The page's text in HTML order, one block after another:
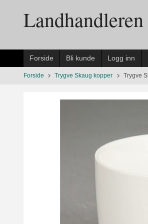
innholdetLandhandleren
Forside Bli kunde Logg inn
Forside Trygve Skaug kopper Trygve